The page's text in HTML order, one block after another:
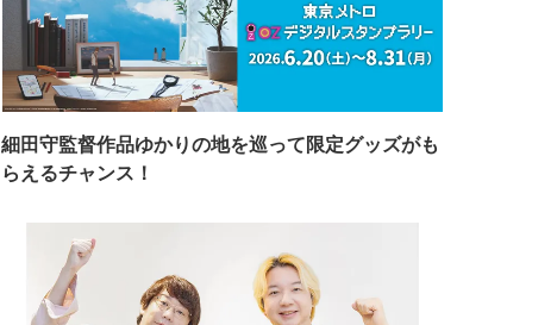
細田守監督作品ゆかりの地を巡って限定グッズがも
らえるチャンス！